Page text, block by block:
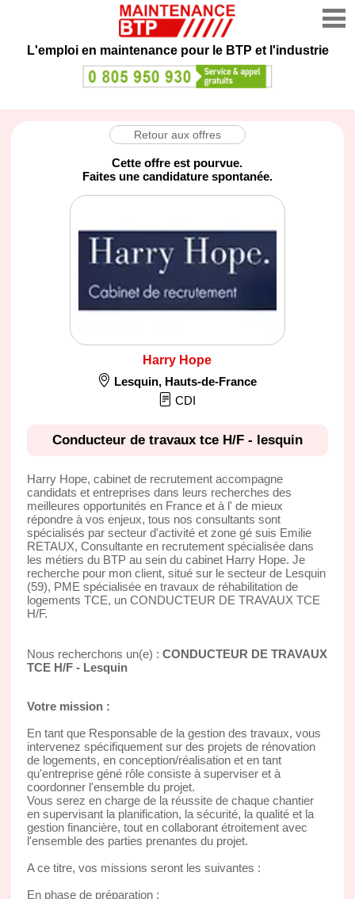
L'emploi en maintenance pour le BTP et l'industrie
Retour aux offres
Cette offre est pourvue.
Faites une candidature spontanée.
Harry Hope
Lesquin, Hauts-de-France
CDI
Conducteur de travaux tce H/F - lesquin
Harry Hope, cabinet de recrutement accompagne
candidats et entreprises dans leurs recherches des
meilleures opportunités en France et à l' de mieux
répondre à vos enjeux, tous nos consultants sont
spécialisés par secteur d'activité et zone gé suis Emilie
RETAUX, Consultante en recrutement spécialisée dans
les métiers du BTP au sein du cabinet Harry Hope. Je
recherche pour mon client, situé sur le secteur de Lesquin
(59), PME spécialisée en travaux de réhabilitation de
logements TCE, un CONDUCTEUR DE TRAVAUX TCE
H/F.
Nous recherchons un(e) : CONDUCTEUR DE TRAVAUX
TCE H/F - Lesquin
Votre mission :
En tant que Responsable de la gestion des travaux, vous
intervenez spécifiquement sur des projets de rénovation
de logements, en conception/réalisation et en tant
qu'entreprise géné rôle consiste à superviser et à
coordonner l'ensemble du projet.
Vous serez en charge de la réussite de chaque chantier
en supervisant la planification, la sécurité, la qualité et la
gestion financière, tout en collaborant étroitement avec
l'ensemble des parties prenantes du projet.
A ce titre, vos missions seront les suivantes :
En phase de préparation :